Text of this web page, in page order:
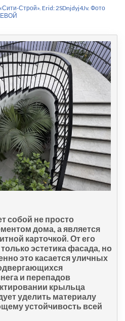
Строй». Erid: 2SDnjdyj4Jv. Фото
собой не просто
дома, а является
карточкой. От его
эстетика фасада, но
это касается уличных
и перепадов
крыльца
уделить материалу
устойчивость всей